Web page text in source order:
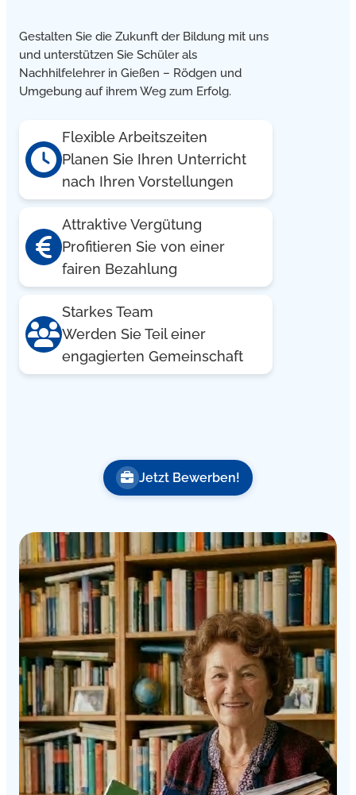
Gestalten Sie die Zukunft der Bildung mit uns
und unterstützen Sie Schüler als
Nachhilfelehrer in Gießen – Rödgen und
Umgebung auf ihrem Weg zum Erfolg.
Flexible Arbeitszeiten
Planen Sie Ihren Unterricht
nach Ihren Vorstellungen
Attraktive Vergütung
Profitieren Sie von einer
fairen Bezahlung
Starkes Team
Werden Sie Teil einer
engagierten Gemeinschaft
Jetzt Bewerben!